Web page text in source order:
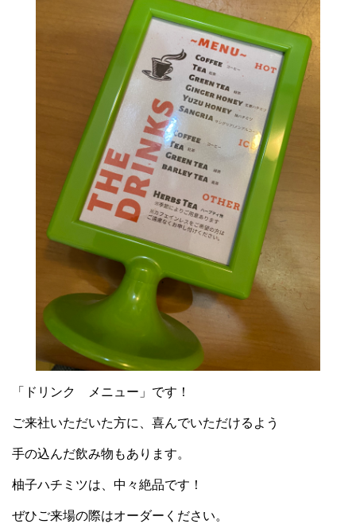
「ドリンク メニュー」です！
ご来社いただいた方に、喜んでいただけるよう
手の込んだ飲み物もあります。
柚子ハチミツは、中々絶品です！
ぜひご来場の際はオーダーください。